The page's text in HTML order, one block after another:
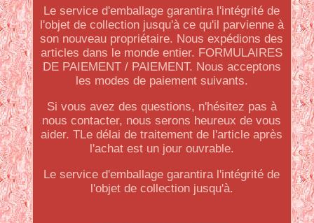
Le service d'emballage garantira l'intégrité de
l'objet de collection jusqu'à ce qu'il parvienne à
son nouveau propriétaire. Nous expédions des
articles dans le monde entier. FORMULAIRES
DE PAIEMENT / PAIEMENT. Nous acceptons
les modes de paiement suivants.
Si vous avez des questions, n'hésitez pas à
nous contacter, nous serons heureux de vous
aider. TLe délai de traitement de l'article après
l'achat est un jour ouvrable.
Le service d'emballage garantira l'intégrité de
l'objet de collection jusqu'à.